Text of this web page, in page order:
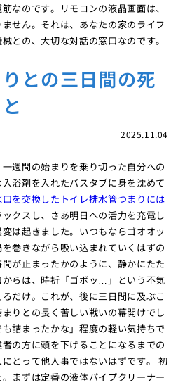
なのです。リモコンの液晶画面は、
せん。それは、あなたの家のライフ
との、大切な対話の窓口なのです。
との三日間の死
2025.11.04
週間の始まりを乗り切った自分への
浴剤を入れたバスタブに身を沈めて
口を交換したトイレ排水管つまりには
クスし、さあ明日への活力を充電し
は起きました。いつもならゴオオッ
巻きながら吸い込まれていくはずの
が止まったかのように、静かにたた
らは、時折「ゴボッ…」という不気
だけ。これが、後に三日間に及ぶこ
りとの長く苦しい戦いの幕開けでし
詰まったかな」程度の軽い気持ちで
の方に頭を下げることになるまでの
とって他人事ではないはずです。 初
まずは定番の液体パイプクリーナー